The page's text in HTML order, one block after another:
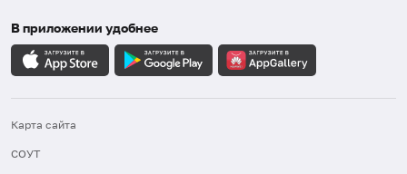
В приложении удобнее
Карта сайта
СОУТ